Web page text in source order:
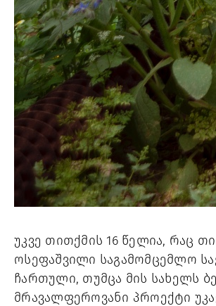
უკვე თითქმის 16 წელია, რაც
ოსეფაშვილი საგამომცემლო
ჩართული, თუმცა მის სახელს
მრავალფეროვანი პროექტი